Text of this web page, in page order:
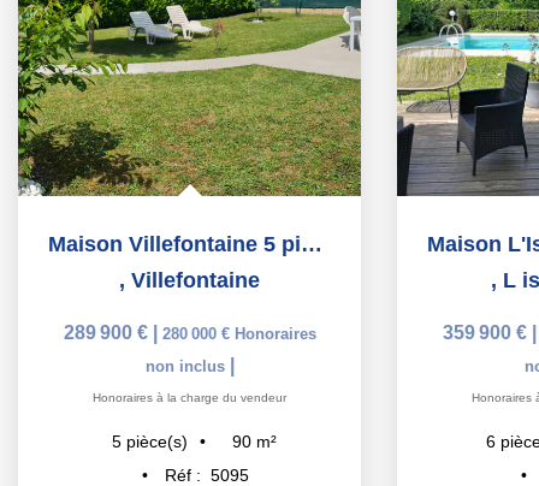
Maison Villefontaine 5 pièce(s) 90 m2
, Villefontaine
289 900 € 280 000 € Honoraires
non inclus
Honoraires à la charge du vendeur
5 pièce(s) 90 m²
Réf : 5095
, L
359 900 €
Honoraires
6